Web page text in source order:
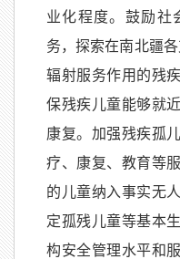
业化程度。鼓励社
务，探索在南北疆
辐射服务作用的残
保残疾儿童能够就
康复。加强残疾孤
疗、康复、教育等
的儿童纳入事实无
定孤残儿童等基本
构安全管理水平和